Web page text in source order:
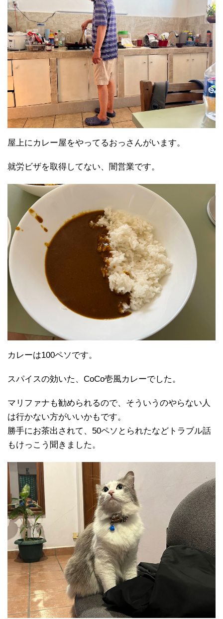
屋上にカレー屋をやってるおっさんがいます。
就労ビザを取得してない、闇営業です。
カレーは100ペソです。
スパイスの効いた、CoCo壱風カレーでした。
マリファナも勧められるので、そういうのやらない人
は行かない方がいいかもです。
勝手にお茶出されて、50ペソとられたなどトラブル話
もけっこう聞きました。